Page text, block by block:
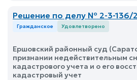
Решение по делу № 2-3-136/
Гражданское Удовлетворено
Ершовский районный суд
признании недействительным
кадастрового учета и о его
кадастровый учет